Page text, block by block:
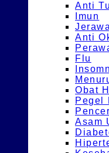
Anti
Imun
Anti
Flu
Obat
Pegel
Asam